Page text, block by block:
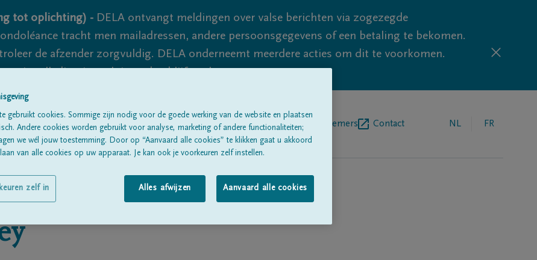
tot oplichting) - DELA ontvangt meldingen over valse berichten via zogezegde
tracht men mailadressen, andere persoonsgegevens of een betaling te bekomen.
de afzender zorgvuldig. DELA onderneemt meerdere acties om dit te voorkomen.
volledig uit te sluiten, dus blijf waakzaam.
Alle rouwberichtenOver onsBegrafenisondernemers Contact NL FR
gebruikt cookies. Sommige zijn nodig voor de goede werking van de website en plaatsen
Andere cookies worden gebruikt voor analyse, marketing of andere functionaliteiten;
we wél jouw toestemming. Door op “Aanvaard alle cookies” te klikken gaat u akkoord
van alle cookies op uw apparaat. Je kan ook je voorkeuren zelf instellen.
Alles afwijzen Aanvaard alle cookies
zelf in